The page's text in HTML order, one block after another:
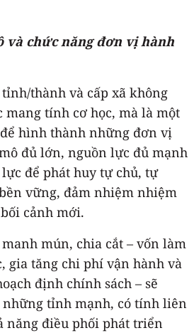
và chức năng đơn vị hành
thành và cấp xã không
tính cơ học, mà là một
hình thành những đơn vị
đủ lớn, nguồn lực đủ mạnh
để phát huy tự chủ, tự
vững, đảm nhiệm nhiệm
cảnh mới.
mún, chia cắt – vốn làm
gia tăng chi phí vận hành và
định chính sách – sẽ
những tỉnh mạnh, có tính liên
năng điều phối phát triển